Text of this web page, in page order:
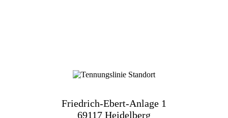
Friedrich-Ebert-Anlage 1
69117 Heidelberg